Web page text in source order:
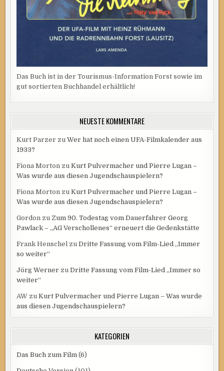
Das Buch ist in der Tourismus-Information Forst sowie im
gut sortierten Buchhandel erhältlich!
NEUESTE KOMMENTARE
Kurt Parzer zuWer hat noch einen UFA-Filmkalender aus
1933?
Fiona Morton zuKurt Pulvermacher und Pierre Lugan –
Was wurde aus diesen Jugendschauspielern?
Fiona Morton zuKurt Pulvermacher und Pierre Lugan –
Was wurde aus diesen Jugendschauspielern?
Gordon zu Zum 90. Todestag vom Dauerfahrer Georg
Pawlack – „AG Verschollenes“ erneuert die Gedenkstätte
Frank Henschel zuDritte Fassung vom Film-Lied „Immer
so weiter“
Jörg Werner zuDritte Fassung vom Film-Lied „Immer so
weiter“
AW zuKurt Pulvermacher und Pierre Lugan – Was wurde
aus diesen Jugendschauspielern?
KATEGORIEN
Das Buch zum Film (6)